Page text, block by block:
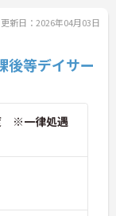
て
更新日：2026年04月03日
後等デイサー
※一律処遇